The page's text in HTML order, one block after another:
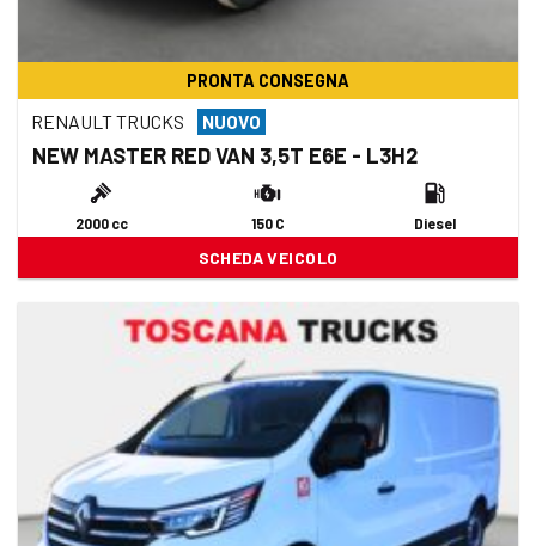
PRONTA CONSEGNA
RENAULT TRUCKS NUOVO
NEW MASTER RED VAN 3,5T E6E - L3H2
2000 cc 150 C Diesel
SCHEDA VEICOLO